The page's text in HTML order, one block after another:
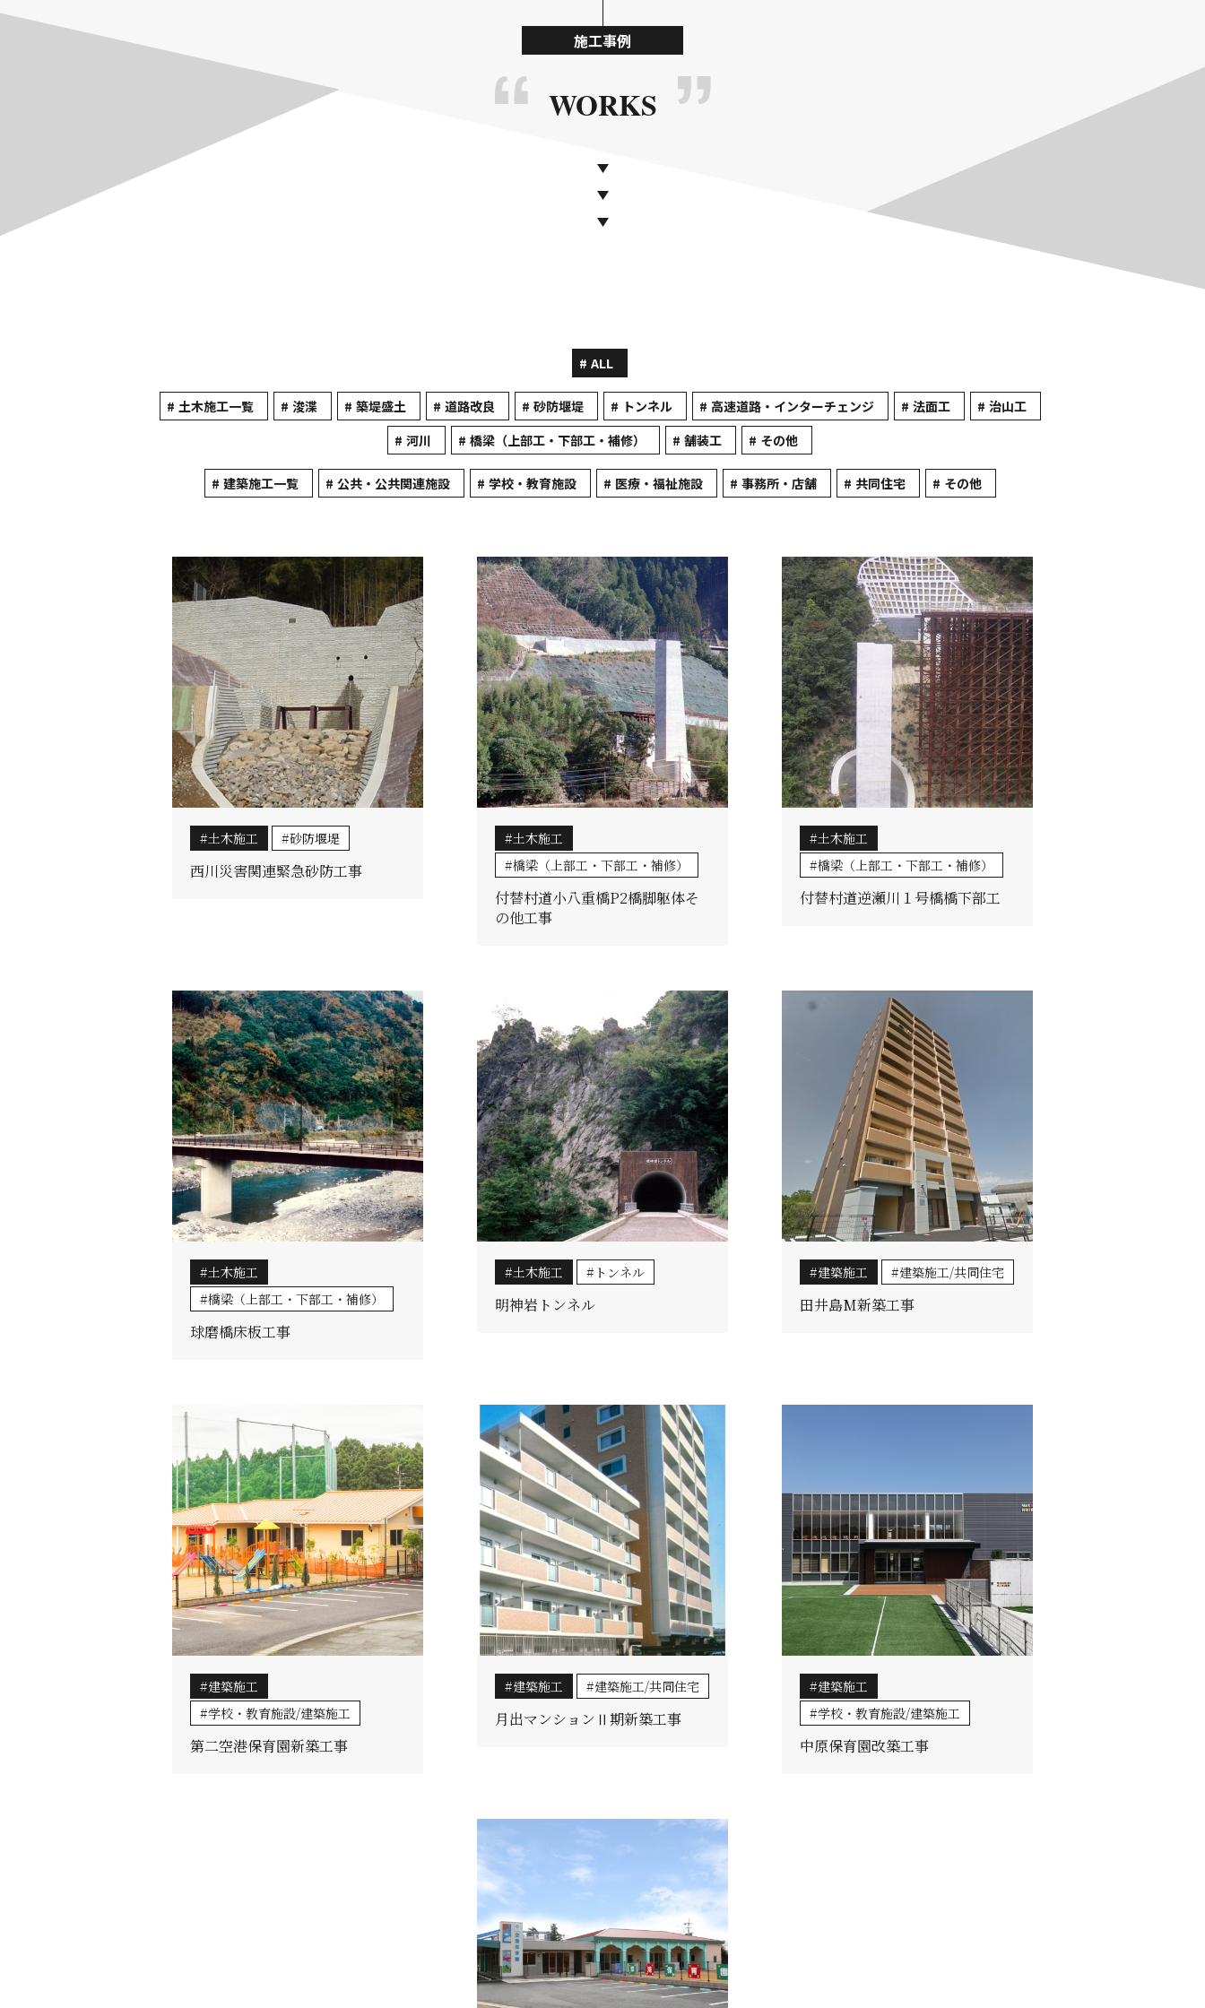
施工事例
WORKS
ALL
土木施工一覧 浚渫 築堤盛土 道路改良 砂防堰堤 トンネル 高速道路・インターチェンジ 法面工
治山工
河川
橋梁（上部工・下部工・補修） 舗装工 その他
建築施工一覧 公共・公共関連施設 学校・教育施設 医療・福祉施設 事務所・店舗 共同住宅 その他
土木施工 砂防堰堤
西川災害関連緊急砂防工事
土木施工
橋梁（上部工・下部工・補修）
付替村道小八重橋P2橋脚躯体そ
の他工事
土木施工
橋梁（上部工・下部工・補修）
付替村道逆瀬川１号橋橋下部工
土木施工
橋梁（上部工・下部工・補修）
球磨橋床板工事
土木施工 トンネル
明神岩トンネル
建築施工 建築施工/共同住宅
田井島M新築工事
建築施工
学校・教育施設/建築施工
第二空港保育園新築工事
建築施工 建築施工/共同住宅
月出マンションⅡ期新築工事
建築施工
学校・教育施設/建築施工
中原保育園改築工事